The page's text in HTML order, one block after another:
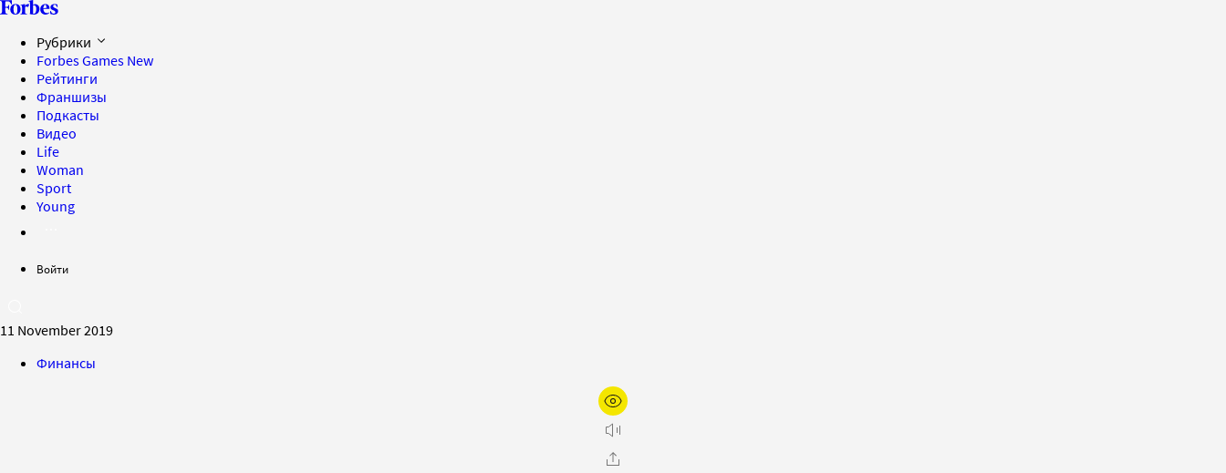
Рубрики
Forbes Games New
Рейтинги
Франшизы
Подкасты
Видео
Life
Woman
Sport
Young
Войти
11 November 2019
Финансы